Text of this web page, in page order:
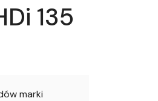
135
marki